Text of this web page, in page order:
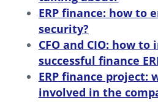
ERP finance: how to
security?
CFO and CIO: how
successful finance
ERP finance project:
involved in the